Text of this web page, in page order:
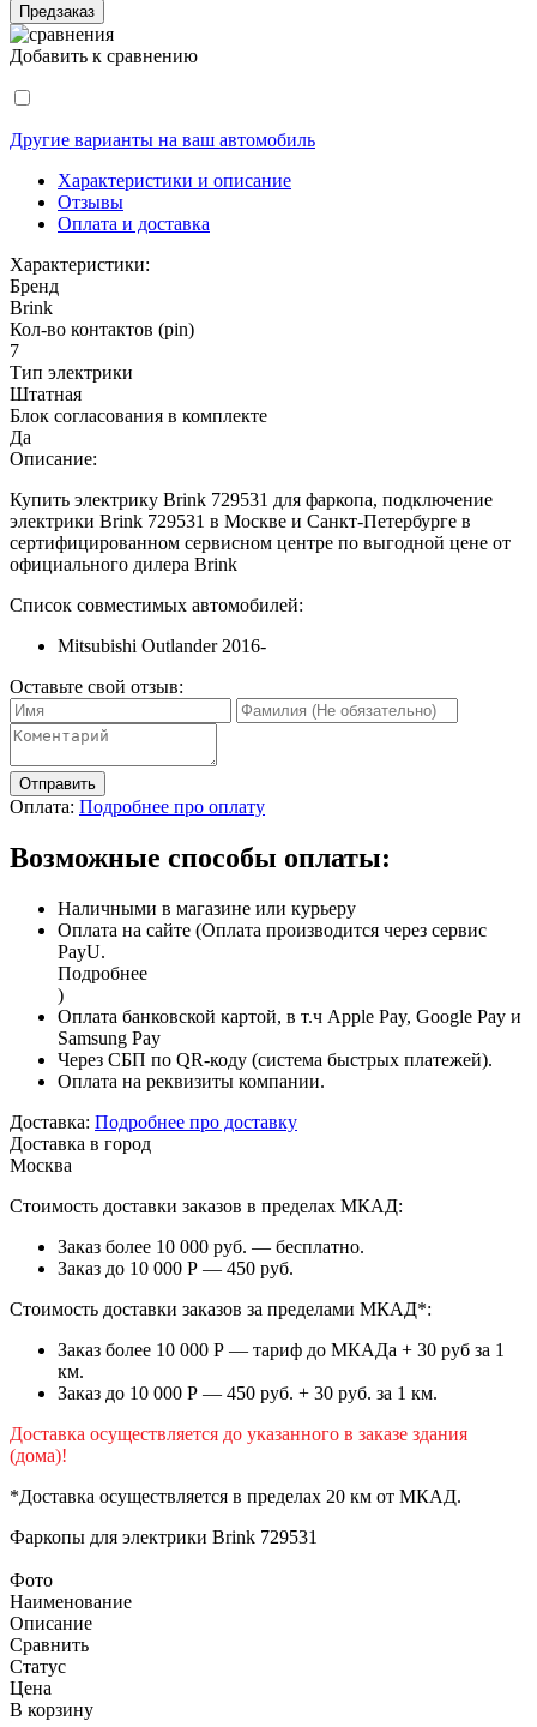
Предзаказ
Добавить к сравнению
Другие варианты на ваш автомобиль
Характеристики и описание
Отзывы
Оплата и доставка
Характеристики:
Бренд
Brink
Кол-во контактов (pin)
7
Тип электрики
Штатная
Блок согласования в комплекте
Да
Описание:
Купить электрику Brink 729531 для фаркопа, подключение
электрики Brink 729531 в Москве и Санкт-Петербурге в
сертифицированном сервисном центре по выгодной цене от
официального дилера Brink
Список совместимых автомобилей:
Mitsubishi Outlander 2016-
Оставьте свой отзыв:
Отправить
Оплата: Подробнее про оплату
Возможные способы оплаты:
Наличными в магазине или курьеру
Оплата на сайте (Оплата производится через сервис
PayU.
Подробнее
)
Оплата банковской картой, в т.ч Apple Pay, Google Pay и
Samsung Pay
Через СБП по QR-коду (система быстрых платежей).
Оплата на реквизиты компании.
Доставка: Подробнее про доставку
Доставка в город
Москва
Стоимость доставки заказов в пределах МКАД:
Заказ более 10 000 руб. — бесплатно.
Заказ до 10 000 Р — 450 руб.
Стоимость доставки заказов за пределами МКАД*:
Заказ более 10 000 Р — тариф до МКАДа + 30 руб за 1
км.
Заказ до 10 000 Р — 450 руб. + 30 руб. за 1 км.
Доставка осуществляется до указанного в заказе здания
(дома)!
*Доставка осуществляется в пределах 20 км от МКАД.
Фаркопы для электрики Brink 729531
Фото
Наименование
Описание
Сравнить
Статус
Цена
В корзину